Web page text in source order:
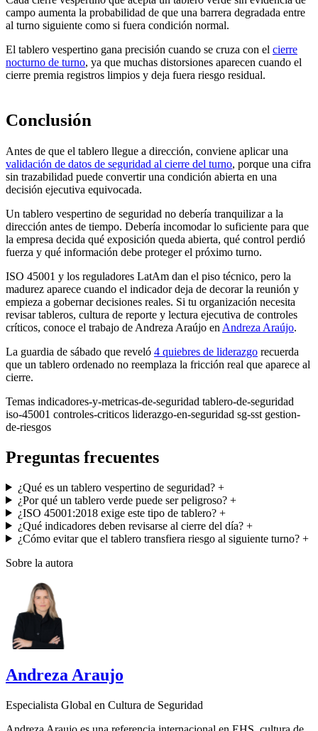
campo aumenta la probabilidad de que una barrera degradada entre
al turno siguiente como si fuera condición normal.
El tablero vespertino gana precisión cuando se cruza con el cierre
nocturno de turno, ya que muchas distorsiones aparecen cuando el
cierre premia registros limpios y deja fuera riesgo residual.
Conclusión
Antes de que el tablero llegue a dirección, conviene aplicar una
validación de datos de seguridad al cierre del turno, porque una cifra
sin trazabilidad puede convertir una condición abierta en una
decisión ejecutiva equivocada.
Un tablero vespertino de seguridad no debería tranquilizar a la
dirección antes de tiempo. Debería incomodar lo suficiente para que
la empresa decida qué exposición queda abierta, qué control perdió
fuerza y qué información debe proteger el próximo turno.
ISO 45001 y los reguladores LatAm dan el piso técnico, pero la
madurez aparece cuando el indicador deja de decorar la reunión y
empieza a gobernar decisiones reales. Si tu organización necesita
revisar tableros, cultura de reporte y lectura ejecutiva de controles
críticos, conoce el trabajo de Andreza Araújo en Andreza Araújo.
La guardia de sábado que reveló 4 quiebres de liderazgo recuerda
que un tablero ordenado no reemplaza la fricción real que aparece al
cierre.
Temas indicadores-y-metricas-de-seguridad tablero-de-seguridad
iso-45001 controles-criticos liderazgo-en-seguridad sg-sst gestion-
de-riesgos
Preguntas frecuentes
¿Qué es un tablero vespertino de seguridad?+
¿Por qué un tablero verde puede ser peligroso?+
¿ISO 45001:2018 exige este tipo de tablero?+
¿Qué indicadores deben revisarse al cierre del día?+
¿Cómo evitar que el tablero transfiera riesgo al siguiente turno?+
Sobre la autora
Andreza Araujo
Especialista Global en Cultura de Seguridad